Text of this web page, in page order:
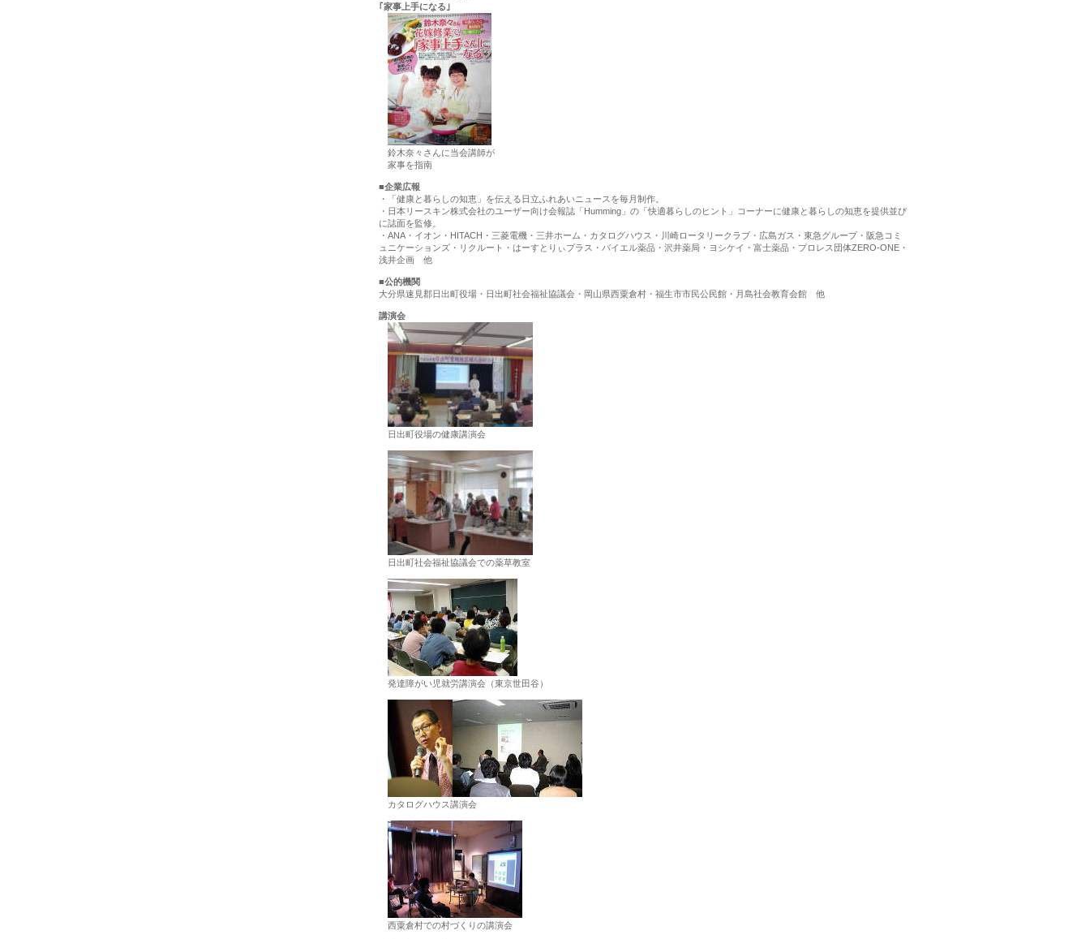
｢家事上手になる｣
鈴木奈々さんに当会講師が
家事を指南
■企業広報
・「健康と暮らしの知恵」を伝える日立ふれあいニュースを毎月制作。
・日本リースキン株式会社のユーザー向け会報誌「Humming」の「快適暮らしのヒント」コーナーに健康と暮らしの知恵を提供並び
に誌面を監修。
・ANA・イオン・HITACH・三菱電機・三井ホーム・カタログハウス・川崎ロータリークラブ・広島ガス・東急グループ・阪急コミ
ュニケーションズ・リクルート・はーすとりぃプラス・バイエル薬品・沢井薬局・ヨシケイ・富士薬品・プロレス団体ZERO-ONE・
浅井企画 他
■公的機関
大分県速見郡日出町役場・日出町社会福祉協議会・岡山県西粟倉村・福生市市民公民館・月島社会教育会館 他
講演会
日出町役場の健康講演会
日出町社会福祉協議会での薬草教室
発達障がい児就労講演会（東京世田谷）
カタログハウス講演会
西粟倉村での村づくりの講演会